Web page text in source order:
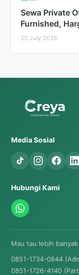
Sewa Private
Furnished,
25 July 2026
Media Sosial
Hubungi Kami
Mau tau lebih
0851-1734-0844
0851-1726-4140